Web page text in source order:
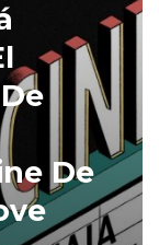
De